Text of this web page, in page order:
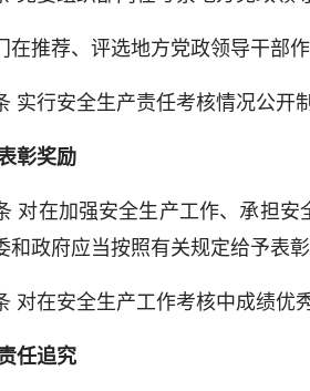
荐、评选地方党政领导干部作
行安全生产责任考核情况公开
奖励
在加强安全生产工作、承担安
和政府应当按照有关规定给予表
在安全生产工作考核中成绩优
追究